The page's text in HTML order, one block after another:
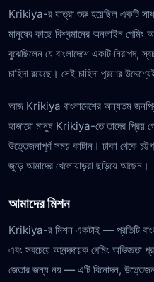
Krikiya-র যাত্রা শুরু হয়েছিল একটি
মানুষের কাছে বিশ্বমানের অনলাইন গেমিং
বুঝেছিলেন যে বাংলাদেশে একটি নিরাপদ,
চাহিদা রয়েছে। সেই চাহিদা পূরণের
আজ Krikiya বাংলাদেশের অন্যতম
হাজারো মানুষ Krikiya-তে তাদের প্রিয়
উত্তেজনাপূর্ণ সময় কাটান। ঢাকা থেকে
জুড়ে আমাদের খেলোয়াড়রা ছড়িয়ে আছেন।
আমাদের মিশন
Krikiya-র মিশন একটাই — প্রতিটি
এবং সবচেয়ে আনন্দদায়ক গেমিং অভিজ্ঞতা
জেতার জন্য নয় — এটি বিনোদন,